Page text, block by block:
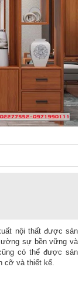
nội thất được sản
sự bền vững và
có thể được sản
cỡ và thiết kế.